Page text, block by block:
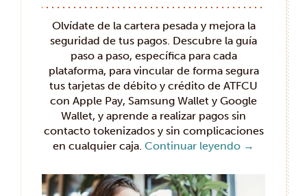
Olvídate de la cartera pesada y mejora la
seguridad de tus pagos. Descubre la guía
paso a paso, específica para cada
plataforma, para vincular de forma segura
tus tarjetas de débito y crédito de ATFCU
con Apple Pay, Samsung Wallet y Google
Wallet, y aprende a realizar pagos sin
contacto tokenizados y sin complicaciones
en cualquier caja. Continuar leyendo →